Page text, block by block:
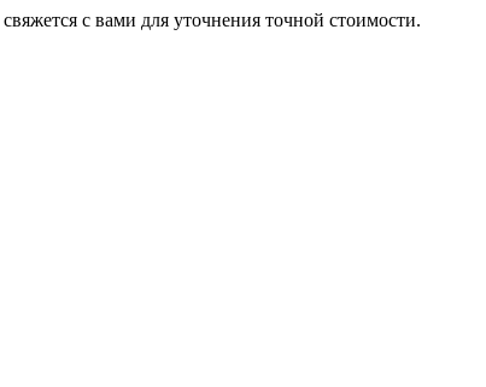
с вами для уточнения точной стоимости.